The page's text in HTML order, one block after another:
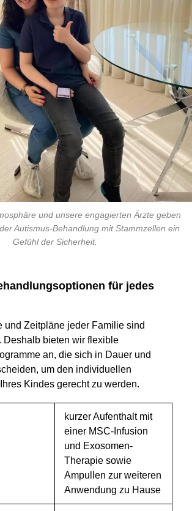
und unsere engagierten Ärzte geben
Autismus-Behandlung mit Stammzellen ein
Gefühl der Sicherheit.
für jedes
und Zeitpläne jeder Familie sind
Deshalb bieten wir flexible
an, die sich in Dauer und
um den individuellen
Kindes gerecht zu werden.
kurzer Aufenthalt mit
einer MSC-Infusion
und Exosomen-
Therapie sowie
Ampullen zur weiteren
Anwendung zu Hause